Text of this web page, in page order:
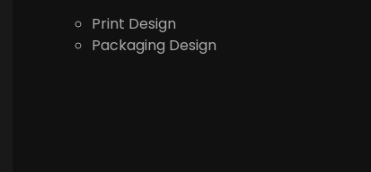
Print Design
Packaging Design